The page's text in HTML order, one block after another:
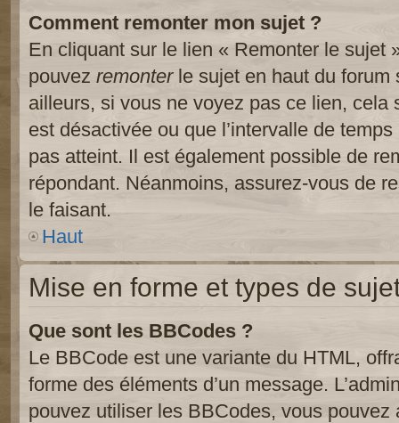
Comment remonter mon sujet ?
En cliquant sur le lien « Remonter le sujet
pouvez remonterle sujet en haut du forum
ailleurs, si vous ne voyez pas ce lien, cela
est désactivée ou que l’intervalle de
pas atteint. Il est également possible de
répondant. Néanmoins, assurez-vous de
le faisant.
Haut
Mise en forme et types de
Que sont les BBCodes ?
Le BBCode est une variante du HTML,
forme des éléments d’un message.
pouvez utiliser les BBCodes, vous